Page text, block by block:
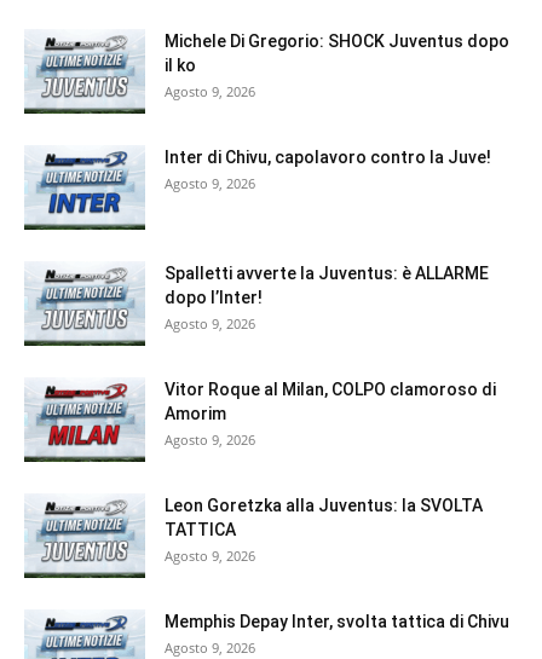
Michele Di Gregorio: SHOCK Juventus dopo
il ko
Agosto 9, 2026
Inter di Chivu, capolavoro contro la Juve!
Agosto 9, 2026
Spalletti avverte la Juventus: è ALLARME
dopo l’Inter!
Agosto 9, 2026
Vitor Roque al Milan, COLPO clamoroso di
Amorim
Agosto 9, 2026
Leon Goretzka alla Juventus: la SVOLTA
TATTICA
Agosto 9, 2026
Memphis Depay Inter, svolta tattica di Chivu
Agosto 9, 2026